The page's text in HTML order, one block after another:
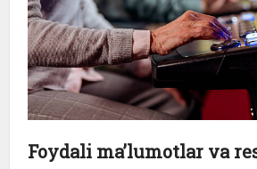
Foydali ma’lumotlar va